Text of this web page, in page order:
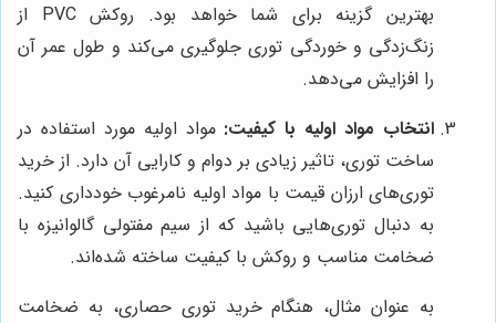
بهترین گزینه برای شما خواهد بود. روکش PVC از
زنگ‌زدگی و خوردگی توری جلوگیری می‌کند و طول عمر آن
را افزایش می‌دهد.
انتخاب مواد اولیه با کیفیت: مواد اولیه مورد استفاده در
ساخت توری، تاثیر زیادی بر دوام و کارایی آن دارد. از خرید
توری‌های ارزان قیمت با مواد اولیه نامرغوب خودداری کنید.
به دنبال توری‌هایی باشید که از سیم مفتولی گالوانیزه با
ضخامت مناسب و روکش با کیفیت ساخته شده‌اند.
به عنوان مثال، هنگام خرید توری حصاری، به ضخامت